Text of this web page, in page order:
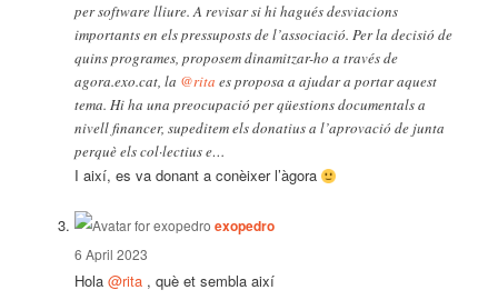
per software lliure. A revisar si hi hagués desviacions
importants en els pressuposts de l’associació. Per la decisió de
quins programes, proposem dinamitzar-ho a través de
agora.exo.cat, la @rita es proposa a ajudar a portar aquest
tema. Hi ha una preocupació per qüestions documentals a
nivell financer, supeditem els donatius a l’aprovació de junta
perquè els col·lectius e…
I així, es va donant a conèixer l’àgora
exopedrosays:
6 April 2023
Hola @rita, què et sembla així